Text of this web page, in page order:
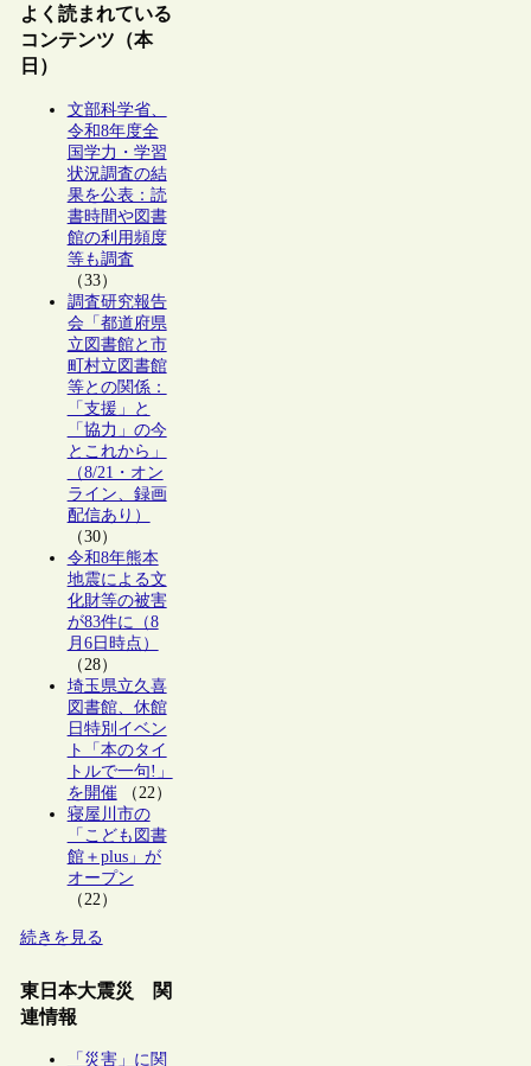
よく読まれている
コンテンツ（本
日）
文部科学省、
令和8年度全
国学力・学習
状況調査の結
果を公表：読
書時間や図書
館の利用頻度
等も調査
（33）
調査研究報告
会「都道府県
立図書館と市
町村立図書館
等との関係：
「支援」と
「協力」の今
とこれから」
（8/21・オン
ライン、録画
配信あり）
（30）
令和8年熊本
地震による文
化財等の被害
が83件に（8
月6日時点）
（28）
埼玉県立久喜
図書館、休館
日特別イベン
ト「本のタイ
トルで一句!」
を開催（22）
寝屋川市の
「こども図書
館＋plus」が
オープン
（22）
続きを見る
東日本大震災 関
連情報
「災害」に関